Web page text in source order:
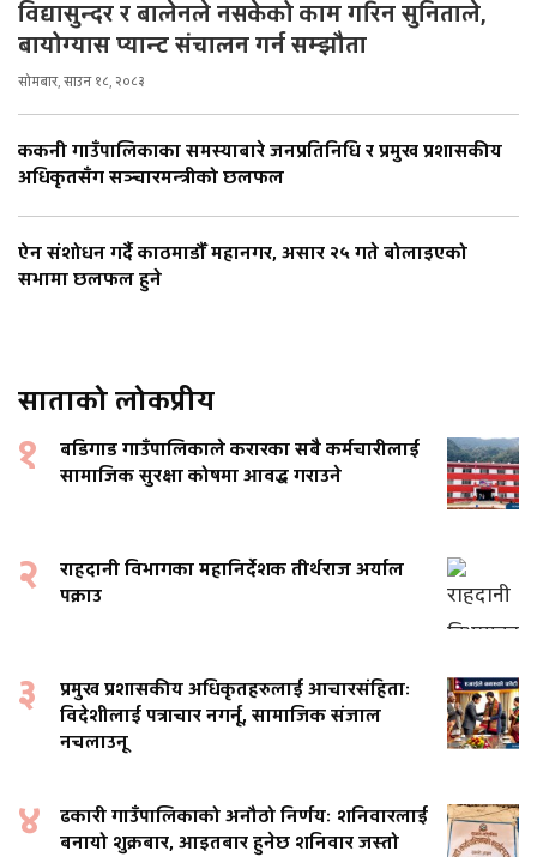
विद्यासुन्दर र बालेनले नसकेको काम गरिन सुनिताले,
बायोग्यास प्यान्ट संचालन गर्न सम्झौता
सोमबार, साउन १८, २०८३
ककनी गाउँपालिकाका समस्याबारे जनप्रतिनिधि र प्रमुख प्रशासकीय
अधिकृतसँग सञ्चारमन्त्रीको छलफल
ऐन संशोधन गर्दै काठमाडौँ महानगर, असार २५ गते बोलाइएको
सभामा छलफल हुने
साताको लोकप्रीय
१
बडिगाड गाउँपालिकाले करारका सबै कर्मचारीलाई
सामाजिक सुरक्षा कोषमा आवद्ध गराउने
२
राहदानी विभागका महानिर्देशक तीर्थराज अर्याल
पक्राउ
३
प्रमुख प्रशासकीय अधिकृतहरुलाई आचारसंहिताः
विदेशीलाई पत्राचार नगर्नू, सामाजिक संजाल
नचलाउनू
४
ढकारी गाउँपालिकाको अनौठो निर्णयः शनिवारलाई
बनायो शुक्रबार, आइतबार हुनेछ शनिवार जस्तो